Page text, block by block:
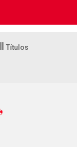
Títulos